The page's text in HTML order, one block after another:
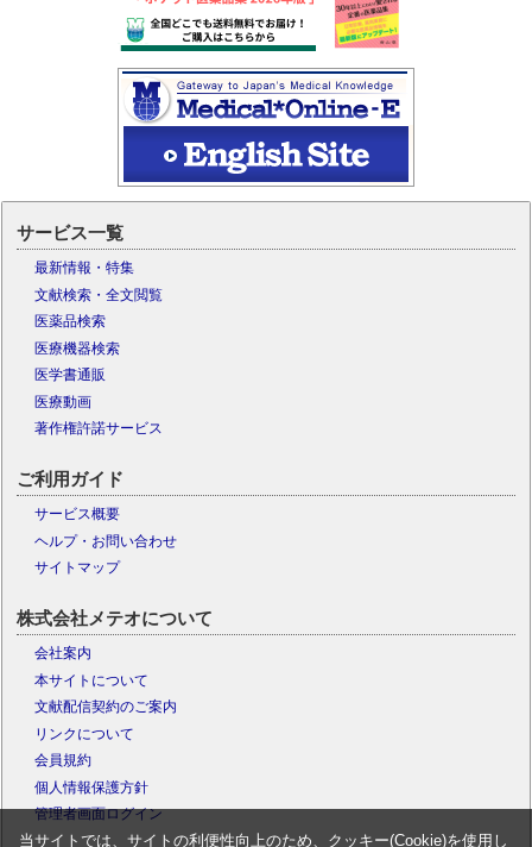
サービス一覧
最新情報・特集
文献検索・全文閲覧
医薬品検索
医療機器検索
医学書通販
医療動画
著作権許諾サービス
ご利用ガイド
サービス概要
ヘルプ・お問い合わせ
サイトマップ
株式会社メテオについて
会社案内
本サイトについて
文献配信契約のご案内
リンクについて
会員規約
個人情報保護方針
管理者画面ログイン
当サイトでは、サイトの利便性向上のため、クッキー(Cookie)を使用し